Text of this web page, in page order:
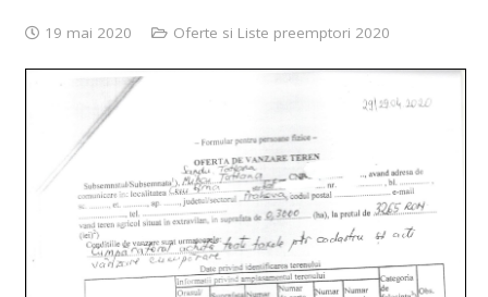
19 mai 2020 Oferte si Liste preemptori 2020